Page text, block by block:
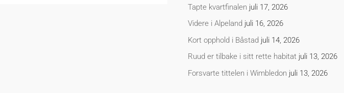
Tapte kvartfinalen juli 17, 2026
Videre i Alpeland juli 16, 2026
Kort opphold i Båstad juli 14, 2026
Ruud er tilbake i sitt rette habitat juli 13, 2026
Forsvarte tittelen i Wimbledon juli 13, 2026